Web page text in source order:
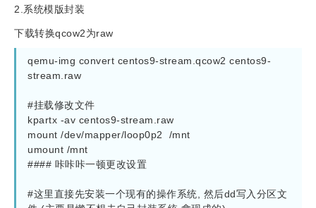
2.系统模版封装
下载转换qcow2为raw
qemu-img convert centos9-stream.qcow2 centos9-
stream.raw
#挂载修改文件
kpartx -av centos9-stream.raw
mount /dev/mapper/loop0p2  /mnt
umount /mnt
#### 咔咔咔一顿更改设置
#这里直接先安装一个现有的操作系统, 然后dd写入分区文